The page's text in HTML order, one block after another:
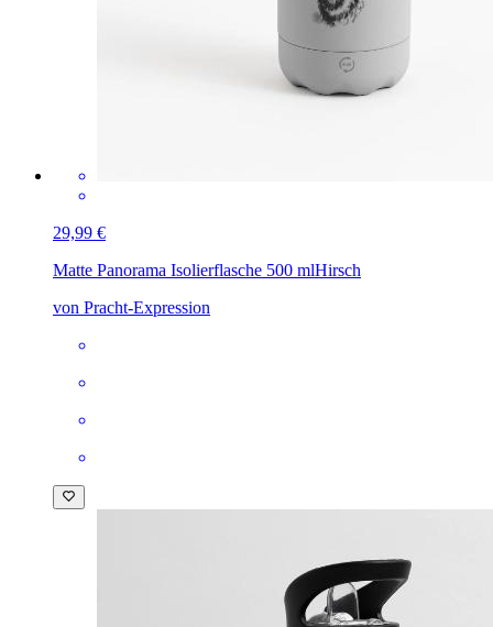
29,99 €
Matte Panorama Isolierflasche 500 mlHirsch
von Pracht-Expression